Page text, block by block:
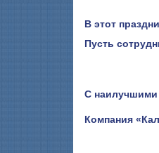
В этот
Пусть
С
Компания